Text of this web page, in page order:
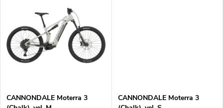
ů
t
ů
CANNONDALE Moterra 3
CANNONDALE Moterra 3